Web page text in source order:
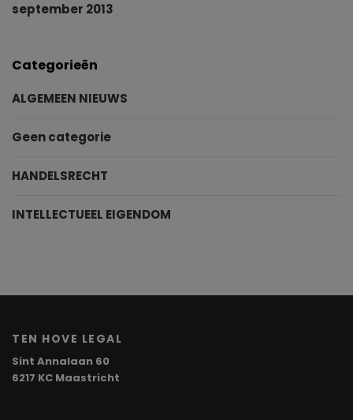
september 2013
Categorieën
ALGEMEEN NIEUWS
Geen categorie
HANDELSRECHT
INTELLECTUEEL EIGENDOM
TEN HOVE LEGAL
Sint Annalaan 60
6217 KC Maastricht